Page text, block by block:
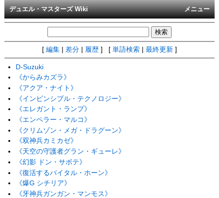
メニュー
デュエル・マスターズ Wiki
[ 編集 差分 履歴 ] [ 単語検索 最終更新 ]
D-Suzuki
《からみカズラ》
《アクア・ナイト》
《インビンシブル・テクノロジー》
《エレガント・ランプ》
《エンペラー・マルコ》
《クリムゾン・メガ・ドラグーン》
《双神兵カミカゼ》
《天空の守護者グラン・ギューレ》
《幻影 ドン・サボテ》
《復活するバイタル・ホーン》
《爆G シチリア》
《牙神兵ガンガン・マンモス》